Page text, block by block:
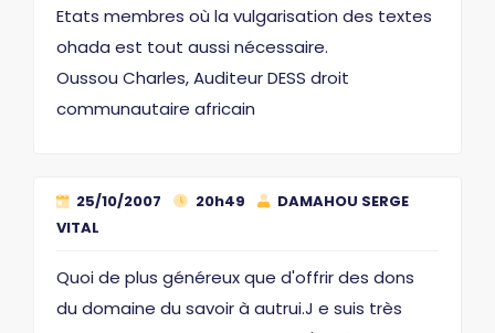
Etats membres où la vulgarisation des textes
ohada est tout aussi nécessaire.
Oussou Charles, Auditeur DESS droit
communautaire africain
25/10/2007 20h49
DAMAHOU SERGE
VITAL
Quoi de plus généreux que d'offrir des dons
du domaine du savoir à autrui.J e suis très